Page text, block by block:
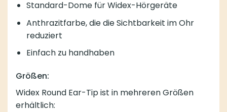
Standard-Dome für Widex-Hörgeräte
Anthrazitfarbe, die die Sichtbarkeit im Ohr
reduziert
Einfach zu handhaben
Größen:
Widex Round Ear-Tip ist in mehreren Größen
erhältlich: